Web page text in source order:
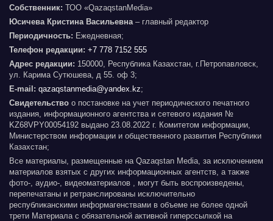
Собственник: ТОО «QazaqstanMedia»
Юсичева Кристина Васильевна – главный редактор
Периодичность: Ежедневная;
Телефон редакции: +7 778 7152 555
Адрес редакции: 150000, Республика Казахстан, г.Петропавловск,
ул. Карима Сутюшева, д 55. оф 3;
E-mail: qazaqstanmedia@yandex.kz;
Свидетельство о постановке на учет периодического печатного
издания, информационного агентства и сетевого издания №
KZ68VPY00054192 выдано 23.08.2022 г. Комитетом информации,
Министерством информации и общественного развития Республики
Казахстан;
Все материалы, размещенные на Qazaqstan Media, за исключением
материалов взятых с других информационных агентств, а также
фото-, аудио-, видеоматериалов , могут быть воспроизведены,
перепечатаны и ретранслированы исключительно
республиканскими информагенствами в объеме не более одной
трети Материала с обязательной активной гиперссылкой на